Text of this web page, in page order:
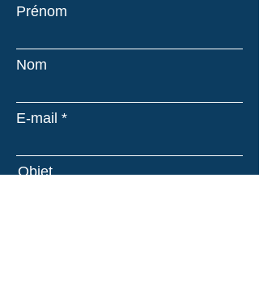
Prénom
Nom
E-mail
Objet